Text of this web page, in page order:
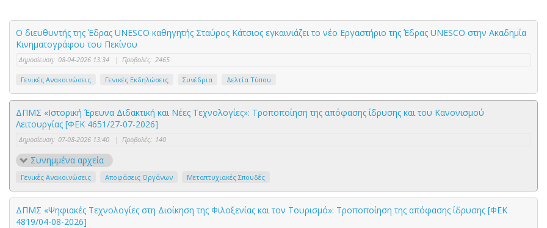
Ο διευθυντής της Έδρας UNESCO καθηγητής Σταύρος Κάτσιος εγκαινιάζει το νέο Εργαστήριο της Έδρας UNESCO στην Ακαδημία
Κινηματογράφου του Πεκίνου
Δημοσίευση: 08-04-2026 13:34 | Προβολές: 2465
Γενικές Ανακοινώσεις Γενικές Εκδηλώσεις Συνέδρια Δελτία Τύπου
ΔΠΜΣ «Ιστορική Έρευνα Διδακτική και Νέες Τεχνολογίες»: Τροποποίηση της απόφασης ίδρυσης και του Κανονισμού
Λειτουργίας [ΦΕΚ 4651/27-07-2026]
Δημοσίευση: 07-08-2026 13:40 | Προβολές: 140
Συνημμένα αρχεία
Γενικές Ανακοινώσεις Αποφάσεις Οργάνων Μεταπτυχιακές Σπουδές
ΔΠΜΣ «Ψηφιακές Τεχνολογίες στη Διοίκηση της Φιλοξενίας και τον Τουρισμό»: Τροποποίηση της απόφασης ίδρυσης [ΦΕΚ
4819/04-08-2026]